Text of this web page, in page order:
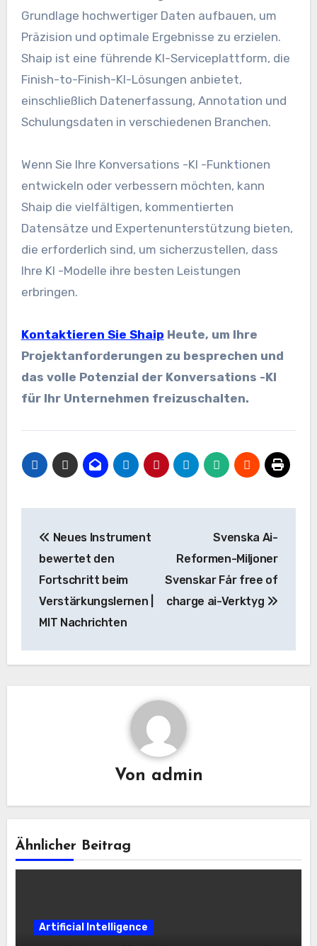
Grundlage hochwertiger Daten aufbauen, um
Präzision und optimale Ergebnisse zu erzielen.
Shaip ist eine führende KI-Serviceplattform, die
Finish-to-Finish-KI-Lösungen anbietet,
einschließlich Datenerfassung, Annotation und
Schulungsdaten in verschiedenen Branchen.
Wenn Sie Ihre Konversations -KI -Funktionen
entwickeln oder verbessern möchten, kann
Shaip die vielfältigen, kommentierten
Datensätze und Expertenunterstützung bieten,
die erforderlich sind, um sicherzustellen, dass
Ihre KI -Modelle ihre besten Leistungen
erbringen.
Kontaktieren Sie Shaip Heute, um Ihre
Projektanforderungen zu besprechen und
das volle Potenzial der Konversations -KI
für Ihr Unternehmen freizuschalten.
Navigation
Neues Instrument
bewertet den
Fortschritt beim
Verstärkungslernen |
MIT Nachrichten
Svenska Ai-
Reformen-Miljoner
Svenskar Får free of
charge ai-Verktyg
Von admin
Ähnlicher Beitrag
Artificial Intelligence